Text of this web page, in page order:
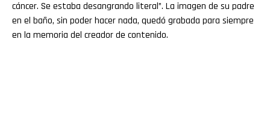
cáncer. Se estaba desangrando literal”. La imagen de su padre
en el baño, sin poder hacer nada, quedó grabada para siempre
en la memoria del creador de contenido.